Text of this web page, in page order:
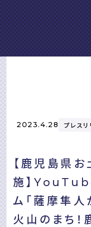
2023.4.28 プレスリ
【⿅児島県
施】
ム「薩摩隼⼈
⽕⼭のまち